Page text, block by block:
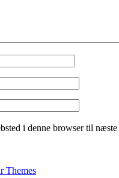
i denne browser til næste
Themes